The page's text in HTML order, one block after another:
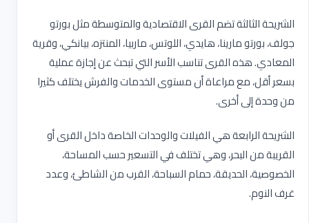
الشريحة الثالثة تضم القرى الاقتصادية والمتوسطة مثل بورتو
جولف، بورتو مارينا، هايدي، اللوتس، ماربيا، المنتزه، بيانكي، وقرية
المعادي. هذه القرى تناسب الأسر التي تبحث عن إجازة عملية
بسعر أقل، مع مراعاة أن مستوى الخدمات والفرش يختلف كثيرا
من وحدة إلى أخرى.
الشريحة الرابعة هي الفيلات والوحدات الخاصة داخل القرى أو
القريبة من البحر، وهي تختلف في التسعير حسب المساحة،
الخصوصية، الحديقة، حمام السباحة، القرب من الشاطئ، وعدد
غرف النوم.